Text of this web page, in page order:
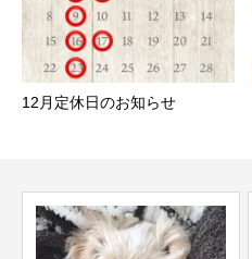
12月定休日のお知らせ